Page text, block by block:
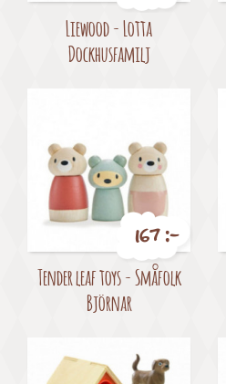
Pris
Liewood - Lotta
Dockhusfamilj
Pris
167 :-
Tender leaf toys - Småfolk
Björnar